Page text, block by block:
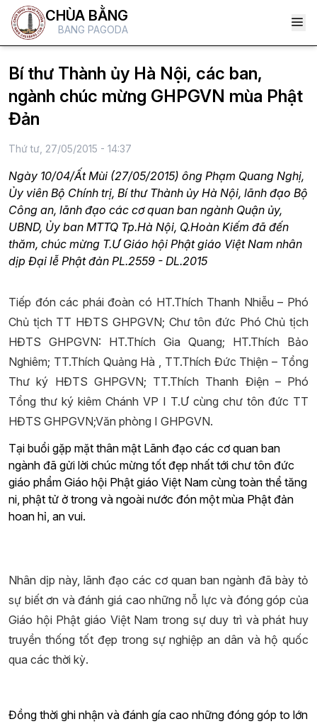
CHÙA BẰNG
BANG PAGODA
Bí thư Thành ủy Hà Nội, các ban,
ngành chúc mừng GHPGVN mùa Phật
Đản
Thứ tư, 27/05/2015 - 14:37
Ngày 10/04/Ất Mùi (27/05/2015) ông Phạm Quang Nghị,
Ủy viên Bộ Chính trị, Bí thư Thành ủy Hà Nội, lãnh đạo Bộ
Công an, lãnh đạo các cơ quan ban ngành Quận ủy,
UBND, Ủy ban MTTQ Tp.Hà Nội, Q.Hoàn Kiếm đã đến
thăm, chúc mừng T.Ư Giáo hội Phật giáo Việt Nam nhân
dịp Đại lễ Phật đản PL.2559 - DL.2015
Tiếp đón các phái đoàn có HT.Thích Thanh Nhiễu – Phó
Chủ tịch TT HĐTS GHPGVN; Chư tôn đức Phó Chủ tịch
HĐTS GHPGVN: HT.Thích Gia Quang; HT.Thích Bảo
Nghiêm; TT.Thích Quảng Hà , TT.Thích Đức Thiện – Tổng
Thư ký HĐTS GHPGVN; TT.Thích Thanh Điện – Phó
Tổng thư ký kiêm Chánh VP I T.Ư cùng chư tôn đức TT
HĐTS GHPGVN;Văn phòng I GHPGVN.
Tại buổi gặp mặt thân mật Lãnh đạo các cơ quan ban
ngành đã gửi lời chúc mừng tốt đẹp nhất tới chư tôn đức
giáo phẩm Giáo hội Phật giáo Việt Nam cùng toàn thể tăng
ni, phật tử ở trong và ngoài nước đón một mùa Phật đản
hoan hỉ, an vui.
Nhân dịp này, lãnh đạo các cơ quan ban ngành đã bày tỏ
sự biết ơn và đánh giá cao những nỗ lực và đóng góp của
Giáo hội Phật giáo Việt Nam trong sự duy trì và phát huy
truyền thống tốt đẹp trong sự nghiệp an dân và hộ quốc
qua các thời kỳ.
Đồng thời ghi nhận và đánh gía cao những đóng góp to lớn